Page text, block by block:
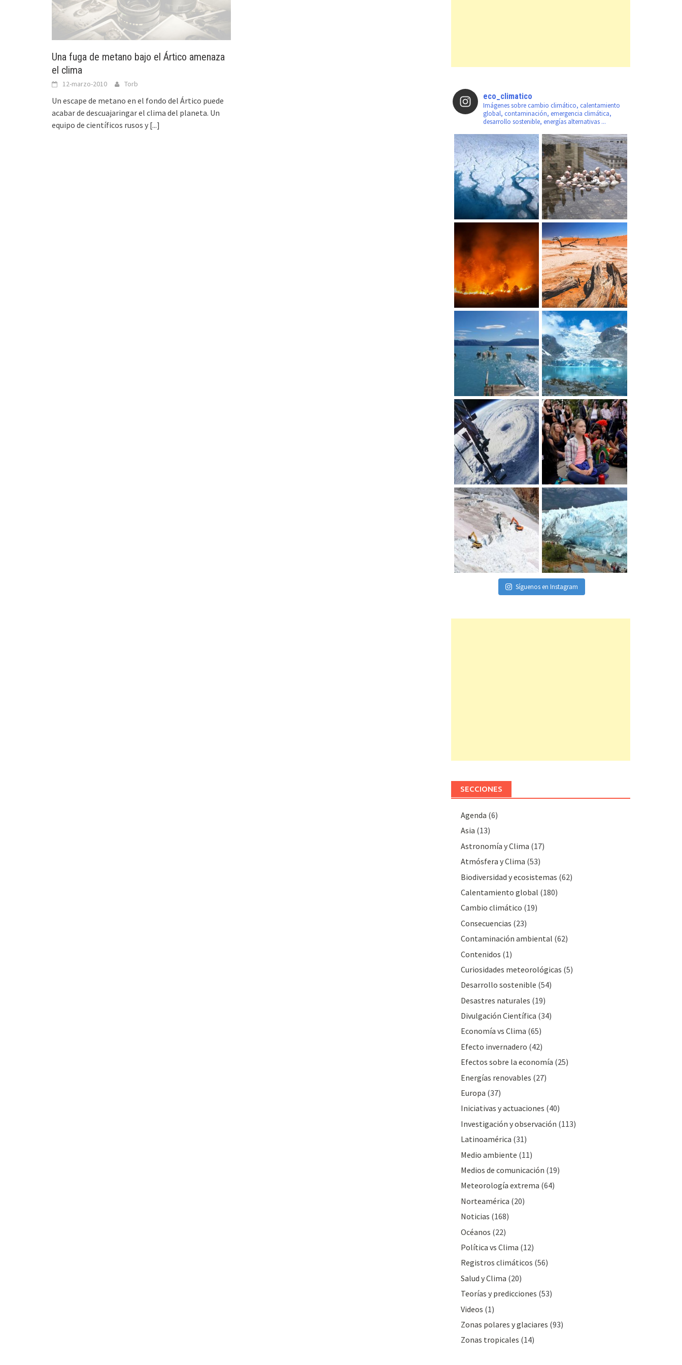
Una fuga de metano bajo el Ártico amenaza
el clima
12-marzo-2010 Torb
Un escape de metano en el fondo del Ártico puede
acabar de descuajaringar el clima del planeta. Un
equipo de científicos rusos y [...]
eco_climatico
Imágenes sobre cambio climático, calentamiento
global, contaminación, emergencia climática,
desarrollo sostenible, energías alternativas ...
Síguenos en Instagram
SECCIONES
Agenda (6)
Asia (13)
Astronomía y Clima (17)
Atmósfera y Clima (53)
Biodiversidad y ecosistemas (62)
Calentamiento global (180)
Cambio climático (19)
Consecuencias (23)
Contaminación ambiental (62)
Contenidos (1)
Curiosidades meteorológicas (5)
Desarrollo sostenible (54)
Desastres naturales (19)
Divulgación Cientí­fica (34)
Economía vs Clima (65)
Efecto invernadero (42)
Efectos sobre la economía (25)
Energías renovables (27)
Europa (37)
Iniciativas y actuaciones (40)
Investigación y observación (113)
Latinoamérica (31)
Medio ambiente (11)
Medios de comunicación (19)
Meteorologí­a extrema (64)
Norteamérica (20)
Noticias (168)
Océanos (22)
Polí­tica vs Clima (12)
Registros climáticos (56)
Salud y Clima (20)
Teorías y predicciones (53)
Videos (1)
Zonas polares y glaciares (93)
Zonas tropicales (14)